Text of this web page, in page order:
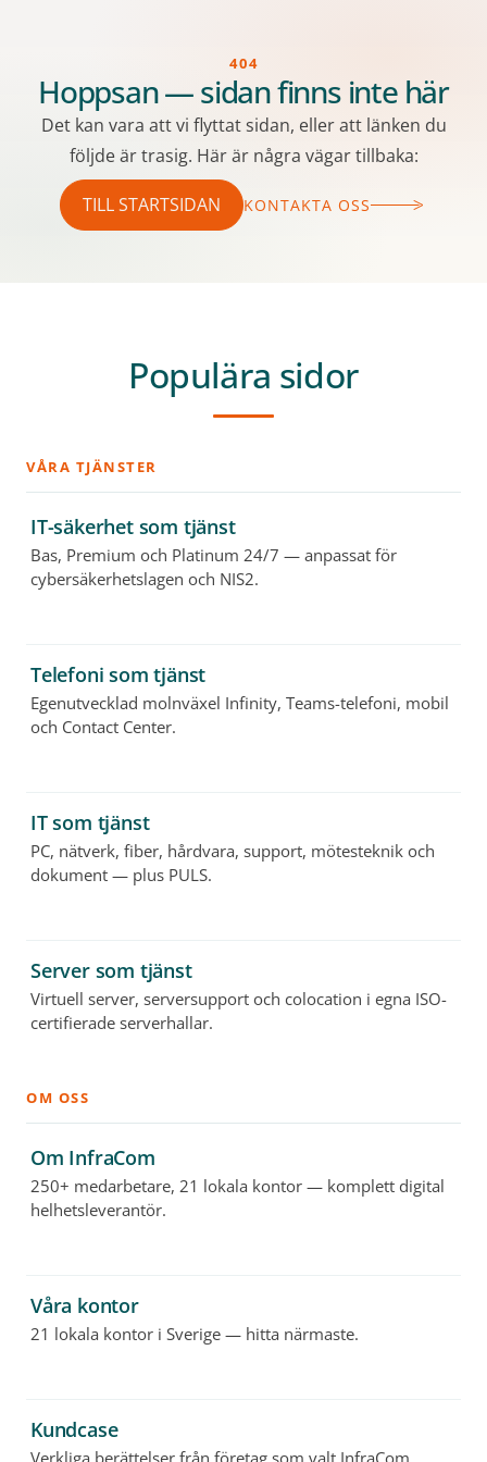
404
Hoppsan — sidan finns inte här
Det kan vara att vi flyttat sidan, eller att länken du
följde är trasig. Här är några vägar tillbaka:
TILL STARTSIDAN KONTAKTA OSS
Populära sidor
VÅRA TJÄNSTER
IT-säkerhet som tjänst
Bas, Premium och Platinum 24/7 — anpassat för
cybersäkerhetslagen och NIS2.
Telefoni som tjänst
Egenutvecklad molnväxel Infinity, Teams-telefoni, mobil
och Contact Center.
IT som tjänst
PC, nätverk, fiber, hårdvara, support, mötesteknik och
dokument — plus PULS.
Server som tjänst
Virtuell server, serversupport och colocation i egna ISO-
certifierade serverhallar.
OM OSS
Om InfraCom
250+ medarbetare, 21 lokala kontor — komplett digital
helhetsleverantör.
Våra kontor
21 lokala kontor i Sverige — hitta närmaste.
Kundcase